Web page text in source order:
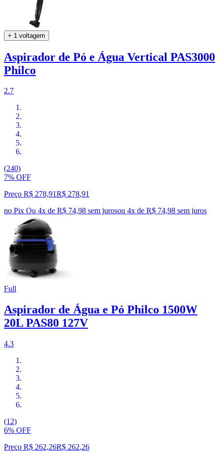
+ 1 voltagem
Aspirador de Pó e Água Vertical PAS3000
Philco
2.7
(240)
7% OFF
Preço R$ 278,91R$ 278,91
no Pix Ou 4x de R$ 74,98 sem jurosou 4x de R$ 74,98 sem juros
Full
Aspirador de Água e Pó Philco 1500W
20L PAS80 127V
4.3
(12)
6% OFF
Preço R$ 262,26R$ 262,26